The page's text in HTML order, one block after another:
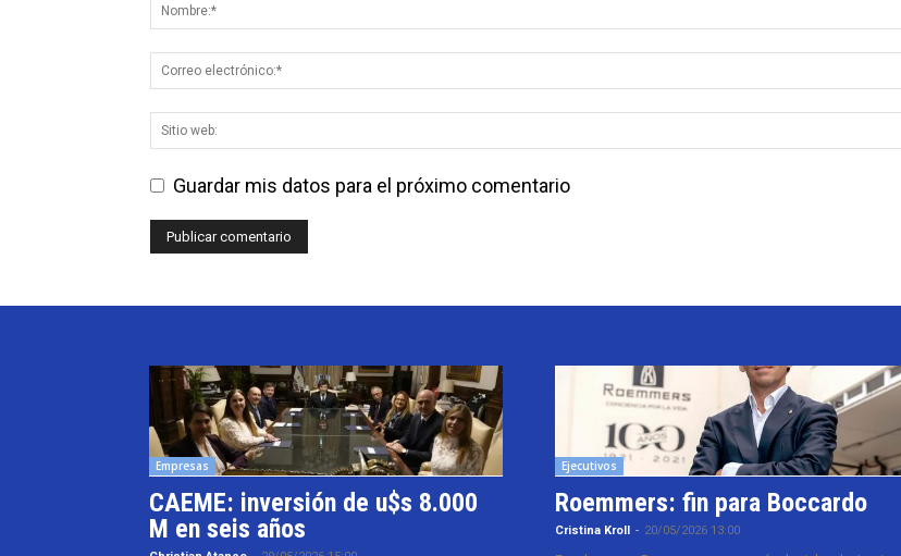
Guardar mis datos para el próximo comentario
Empresas
CAEME: inversión de u$s 8.000
M en seis años
Ejecutivos
Roemmers: fin para Boccardo
Cristina Kroll - 20/05/2026 13:00